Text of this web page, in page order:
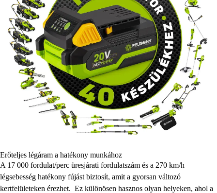
Erőteljes légáram a hatékony munkához
A 17 000 fordulat/perc üresjárati fordulatszám és a 270 km/h
légsebesség hatékony fújást biztosít, amit a gyorsan változó
kertfelületeken érezhet. Ez különösen hasznos olyan helyeken, ahol a